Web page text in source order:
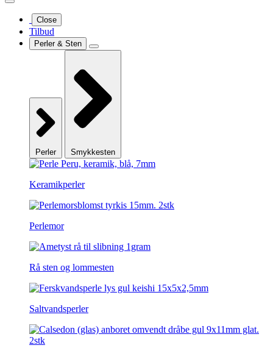
Close
Tilbud
Perler & Sten
Perler Smykkesten
Keramikperler
Perlemor
Rå sten og lommesten
Saltvandsperler